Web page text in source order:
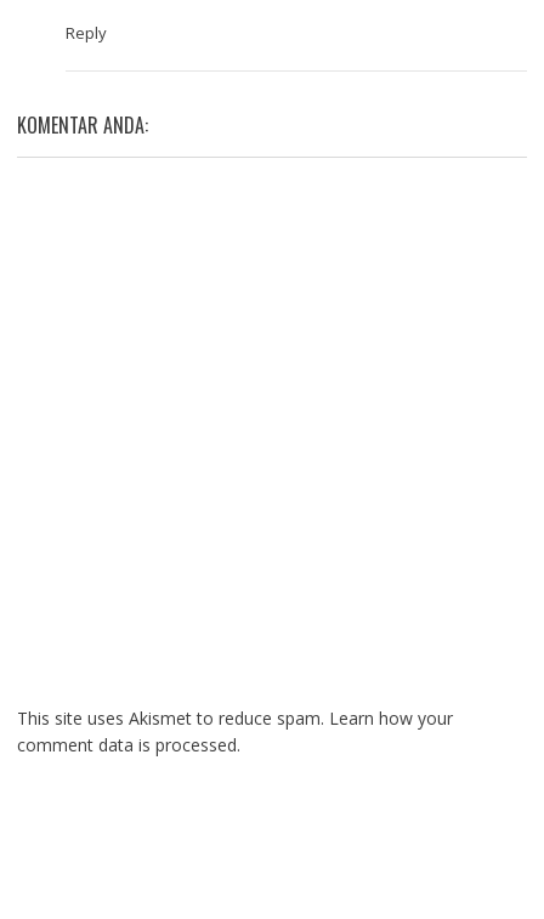
Reply
KOMENTAR ANDA:
This site uses Akismet to reduce spam. Learn how your
comment data is processed.